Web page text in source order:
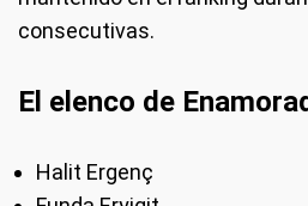
consecutivas.
El elenco de
Halit Ergenç